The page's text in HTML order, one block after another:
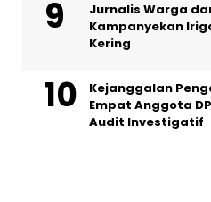
Jurnalis Warga
Kampanyekan
Kering
Kejanggalan
Empat Anggota
Audit Investigatif